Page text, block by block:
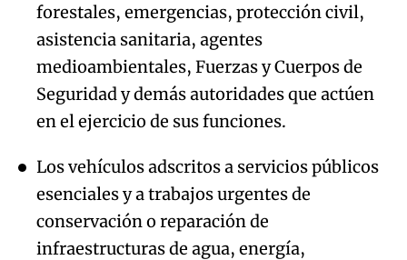
forestales, emergencias, protección civil,
asistencia sanitaria, agentes
medioambientales, Fuerzas y Cuerpos de
Seguridad y demás autoridades que actúen
en el ejercicio de sus funciones.
Los vehículos adscritos a servicios públicos
esenciales y a trabajos urgentes de
conservación o reparación de
infraestructuras de agua, energía,